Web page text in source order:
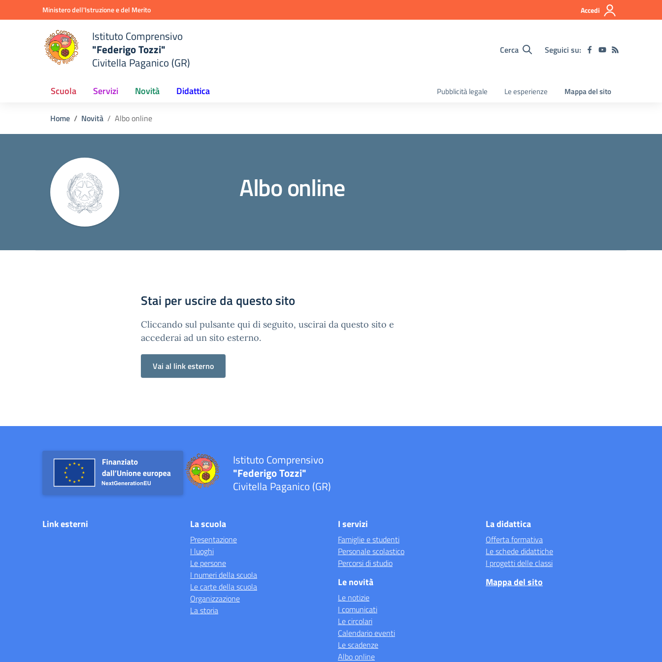
Vai ai contenuti
Vai al menu di navigazioneMinistero dell'Istruzione e del Merito Accedi
Istituto Comprensivo
"Federigo Tozzi"
Civitella Paganico (GR)
Cerca Seguici su:
Scuola Servizi Novità Didattica Pubblicità legale Le esperienze Mappa del sito
Home Novità Albo online
Albo online
Stai per uscire da questo sito
Cliccando sul pulsante qui di seguito, uscirai da questo sito e
accederai ad un sito esterno.
Vai al link esterno
Istituto Comprensivo
"Federigo Tozzi"
Civitella Paganico (GR)
Link esterni La scuola
Presentazione
I luoghi
Le persone
I numeri della scuola
Le carte della scuola
Organizzazione
La storia
I servizi
Famiglie e studenti
Personale scolastico
Percorsi di studio
Le novità
Le notizie
I comunicati
Le circolari
Calendario eventi
Le scadenze
Albo online
La didattica
Offerta formativa
Le schede didattiche
I progetti delle classi
Mappa del sito